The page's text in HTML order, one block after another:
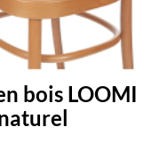
bois LOOMI